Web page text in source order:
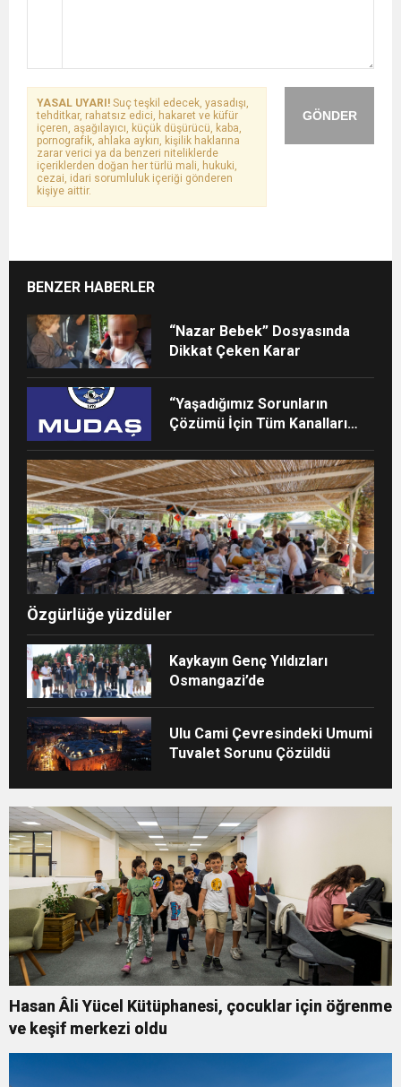
GÖNDER
YASAL UYARI! Suç teşkil edecek, yasadışı,
tehditkar, rahatsız edici, hakaret ve küfür
içeren, aşağılayıcı, küçük düşürücü, kaba,
pornografik, ahlaka aykırı, kişilik haklarına
zarar verici ya da benzeri niteliklerde
içeriklerden doğan her türlü mali, hukuki,
cezai, idari sorumluluk içeriği gönderen
kişiye aittir.
BENZER HABERLER
“Nazar Bebek” Dosyasında
Dikkat Çeken Karar
“Yaşadığımız Sorunların
Çözümü İçin Tüm Kanalları
Özgürlüğe yüzdüler
Kaykayın Genç Yıldızları
Osmangazi’de
Ulu Cami Çevresindeki Umumi
Tuvalet Sorunu Çözüldü
Hasan Âli Yücel Kütüphanesi, çocuklar için öğrenme
ve keşif merkezi oldu